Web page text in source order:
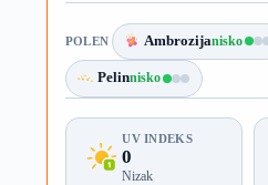
POLEN Ambrozijanisko
Pelinnisko
UV INDEKS
0
Nizak